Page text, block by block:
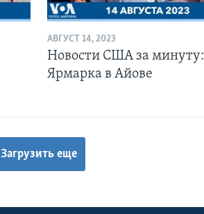
АВГУСТ 14, 2023
Новости США за минуту:
Ярмарка в Айове
Загрузить еще